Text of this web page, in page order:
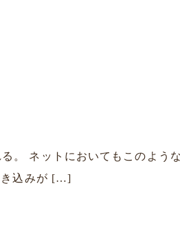
。 ネットにおいてもこのよう
き込みが […]